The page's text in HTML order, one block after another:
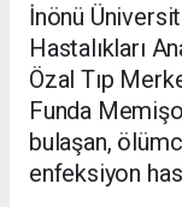
İnönü
Hastalıkları
Özal Tıp
Funda
bulaşan,
enfeksiyon